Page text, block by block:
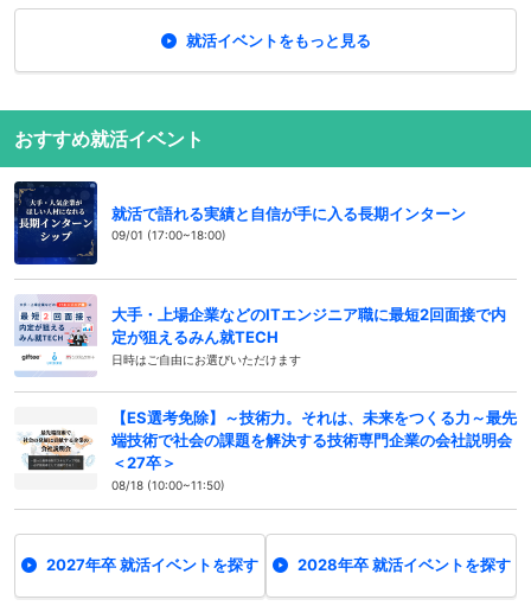
就活イベントをもっと見る
おすすめ就活イベント
就活で語れる実績と自信が手に入る長期インターン
09/01 (17:00~18:00)
大手・上場企業などのITエンジニア職に最短2回面接で内
定が狙えるみん就TECH
日時はご自由にお選びいただけます
【ES選考免除】～技術力。それは、未来をつくる力～最先
端技術で社会の課題を解決する技術専門企業の会社説明会
＜27卒＞
08/18 (10:00~11:50)
2027年卒 就活イベントを探す 2028年卒 就活イベントを探す